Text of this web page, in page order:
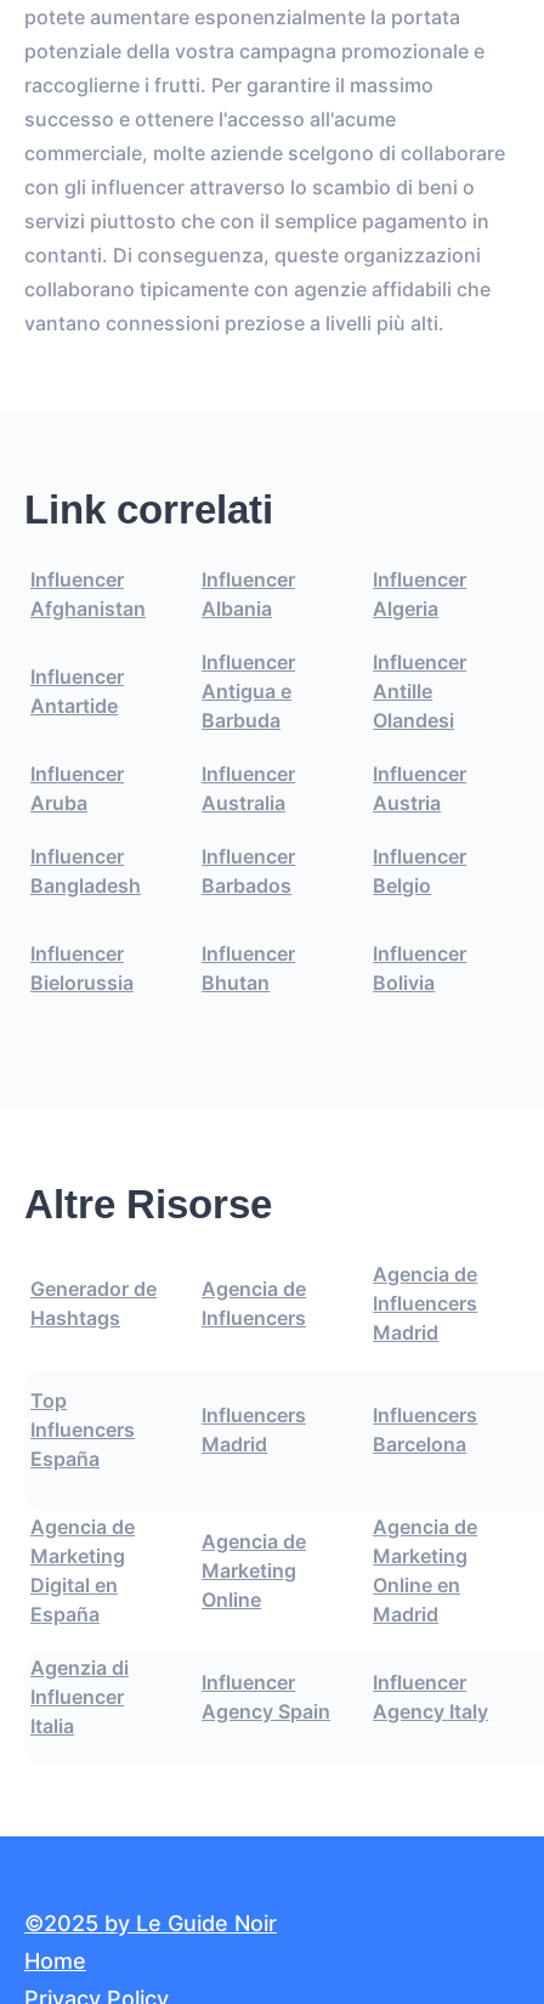
potete aumentare esponenzialmente la portata
potenziale della vostra campagna promozionale e
raccoglierne i frutti. Per garantire il massimo
successo e ottenere l'accesso all'acume
commerciale, molte aziende scelgono di collaborare
con gli influencer attraverso lo scambio di beni o
servizi piuttosto che con il semplice pagamento in
contanti. Di conseguenza, queste organizzazioni
collaborano tipicamente con agenzie affidabili che
vantano connessioni preziose a livelli più alti.
Link correlati
Influencer
Afghanistan
Influencer
Albania
Influencer
Algeria
Influencer
Antartide
Influencer
Antigua e
Barbuda
Influencer
Antille
Olandesi
Influencer
Aruba
Influencer
Australia
Influencer
Austria
Influencer
Bangladesh
Influencer
Barbados
Influencer
Belgio
Influencer
Bielorussia
Influencer
Bhutan
Influencer
Bolivia
Altre Risorse
Generador de
Hashtags
Agencia de
Influencers
Agencia de
Influencers
Madrid
Top
Influencers
España
Influencers
Madrid
Influencers
Barcelona
Agencia de
Marketing
Digital en
España
Agencia de
Marketing
Online
Agencia de
Marketing
Online en
Madrid
Agenzia di
Influencer
Italia
Influencer
Agency Spain
Influencer
Agency Italy
©2025 by Le Guide Noir
Home
Privacy Policy